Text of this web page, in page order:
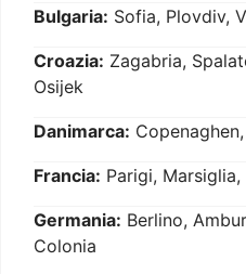
Bulgaria: Sofia, Plovdiv,
Croazia: Zagabria,
Osijek
Danimarca:
Francia: Parigi,
Germania: Berlino,
Colonia